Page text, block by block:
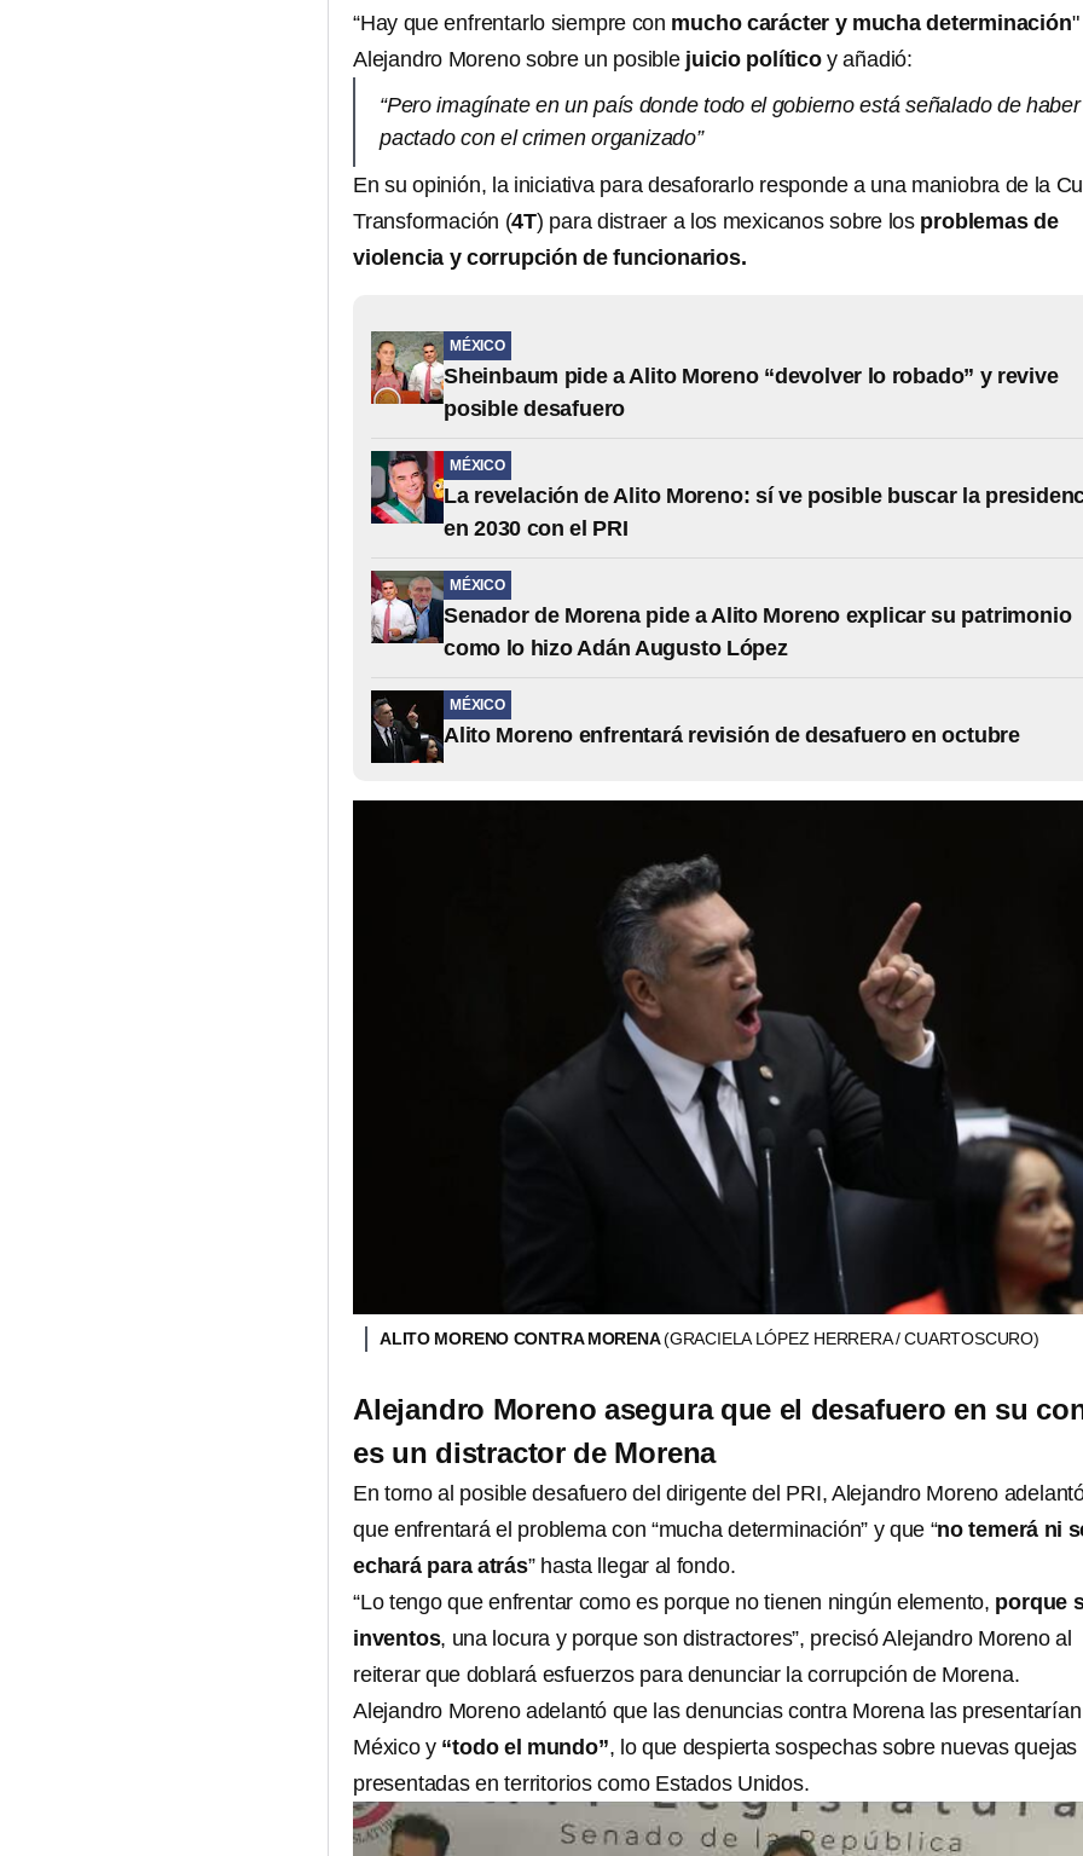
“Hay que enfrentarlo siempre con mucho carácter y mucha determinación"
Alejandro Moreno sobre un posiblejuicio políticoy añadió:
“Pero imagínate en un país donde todo el gobierno está señalado de haber
pactado con el crimen organizado”
En su opinión, la iniciativa para desaforarlo responde a una maniobra de la
Transformación (4T) para distraer a los mexicanos sobre los problemas de
violencia y corrupción de funcionarios.
MÉXICO
Sheinbaum pide a Alito Moreno “devolver lo robado” y revive
posible desafuero
MÉXICO
La revelación de Alito Moreno: sí ve posible buscar la
en 2030 con el PRI
MÉXICO
Senador de Morena pide a Alito Moreno explicar su patrimonio
como lo hizo Adán Augusto López
MÉXICO
Alito Moreno enfrentará revisión de desafuero en octubre
ALITO MORENO CONTRA MORENA(GRACIELA LÓPEZ HERRERA / CUARTOSCURO)
Alejandro Moreno asegura que el desafuero en su
es un distractor de Morena
En torno al posible desafuero del dirigente del PRI, Alejandro Moreno
que enfrentará el problema con “mucha determinación” y que “no temerá ni
echará para atrás” hasta llegar al fondo.
“Lo tengo que enfrentar como es porque no tienen ningún elemento, porque
inventos, una locura y porque son distractores”, precisó Alejandro Moreno al
reiterar que doblará esfuerzos para denunciar la corrupción de Morena.
Alejandro Moreno adelantó que las denuncias contra Morena las
México y “todo el mundo”, lo que despierta sospechas sobre nuevas quejas
presentadas en territorios como Estados Unidos.